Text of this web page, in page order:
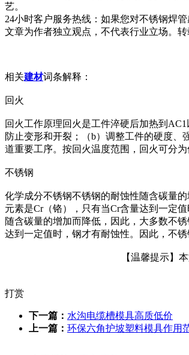
艺。
24小时客户服务热线：如果您对不锈钢焊
文章为作者独立观点，不代表行业立场。
相关建材词条解释：
回火
回火工作原理回火是工件淬硬后加热到
防止变形和开裂；（b）调整工件的硬度
道重要工序。按回火温度范围，回火可分
不锈钢
化学成分不锈钢不锈钢的耐蚀性随含碳量
元素是Cr（铬），只有当Cr含量达到一定
随含碳量的增加而降低，因此，大多数不
达到一定值时，钢才有耐蚀性。因此，不
【温馨提示】
打赏
下一篇： 水沟电缆槽模具高质低价
上一篇： 环保六角护坡塑料模具作用